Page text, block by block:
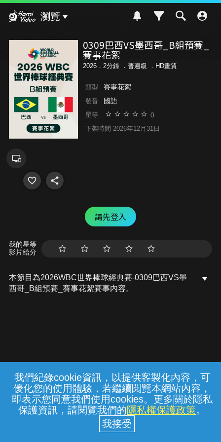
我們紀錄cookie資訊，以提供客製化內容，可
優化您的使用體驗，若繼續閱覽本網站內容，
即表示您同意我們使用cookies。更多關於隱私
保護資訊，請閱覽我們的隱私權保護政策。
瀏覽
0309巴西VS墨西哥_B組預賽_
賽事花絮
2026．2分鐘 ． 普遍級 ．HD畫質
類型 賽事花絮
發音 國語
星等 0
下架時間 2026年12月31日
請先登入
我的星等
影片給分
本節目為2026WBC世界棒球經典賽-0309巴西VS墨
西哥_B組預賽_賽事花絮賽事內容。
常見問題 線上客服 服務條款 隱私權保護
中華電信股份有限公司個人家庭分公司
(統一編號：96979949) © 2026
{{notifyMsg}}